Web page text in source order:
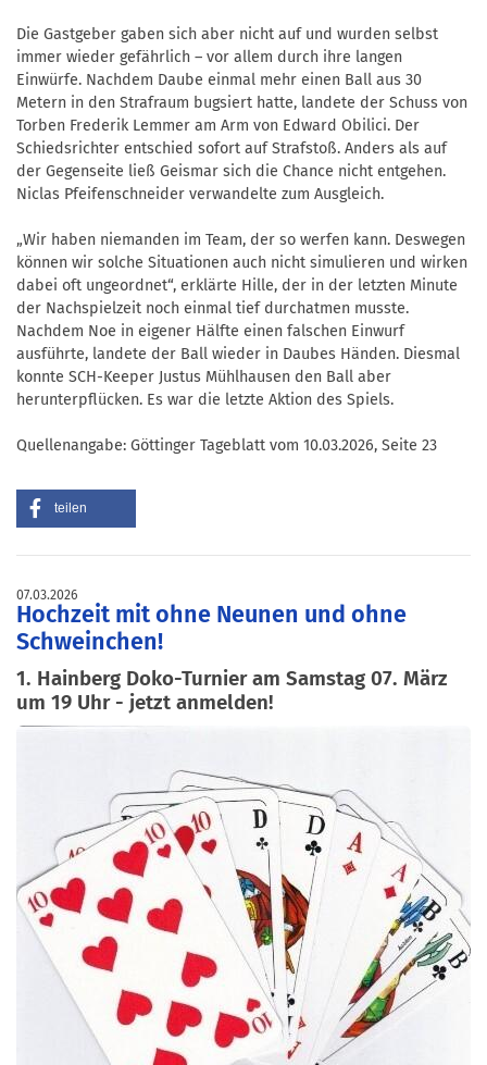
Die Gastgeber gaben sich aber nicht auf und wurden selbst
immer wieder gefährlich – vor allem durch ihre langen
Einwürfe. Nachdem Daube einmal mehr einen Ball aus 30
Metern in den Strafraum bugsiert hatte, landete der Schuss von
Torben Frederik Lemmer am Arm von Edward Obilici. Der
Schiedsrichter entschied sofort auf Strafstoß. Anders als auf
der Gegenseite ließ Geismar sich die Chance nicht entgehen.
Niclas Pfeifenschneider verwandelte zum Ausgleich.
„Wir haben niemanden im Team, der so werfen kann. Deswegen
können wir solche Situationen auch nicht simulieren und wirken
dabei oft ungeordnet“, erklärte Hille, der in der letzten Minute
der Nachspielzeit noch einmal tief durchatmen musste.
Nachdem Noe in eigener Hälfte einen falschen Einwurf
ausführte, landete der Ball wieder in Daubes Händen. Diesmal
konnte SCH-Keeper Justus Mühlhausen den Ball aber
herunterpflücken. Es war die letzte Aktion des Spiels.
Quellenangabe: Göttinger Tageblatt vom 10.03.2026, Seite 23
teilen
07.03.2026
Hochzeit mit ohne Neunen und ohne
Schweinchen!
1. Hainberg Doko-Turnier am Samstag 07. März
um 19 Uhr - jetzt anmelden!